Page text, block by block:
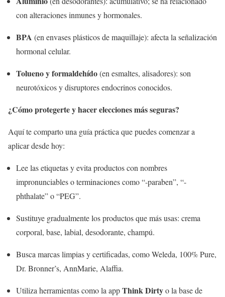
con alteraciones inmunes y hormonales.
BPA (en envases plásticos de maquillaje): afecta la señalización
hormonal celular.
Tolueno y formaldehído(en esmaltes, alisadores): son
neurotóxicos y disruptores endocrinos conocidos.
¿Cómo protegerte y hacer elecciones más seguras?
Aquí te comparto una guía práctica que puedes comenzar a
aplicar desde hoy:
Lee las etiquetas y evita productos con nombres
impronunciables o terminaciones como “-paraben”, “-
phthalate” o “PEG”.
Sustituye gradualmente los productos que más usas: crema
corporal, base, labial, desodorante, champú.
Busca marcas limpias y certificadas, como Weleda, 100% Pure,
Dr. Bronner’s, AnnMarie, Alaffia.
Utiliza herramientas como la appThink Dirtyo la base de